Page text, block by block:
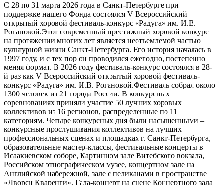
С 28 по 31 марта 2026 года в Санкт-Петербурге при
поддержке нашего Фонда состоялся V Всероссийский
открытый хоровой фестиваль-конкурс «Радуга» им. И.В.
Рогановой.Этот современный престижный хоровой конкурс
на протяжении многих лет является неотъемлемой частью
культурной жизни Санкт-Петербурга. Его история началась в
1997 году, и с тех пор он проводился ежегодно, постепенно
меняя формат. В 2026 году фестиваль-конкурс состоялся в 28-
й раз как V Всероссийский открытый хоровой фестиваль-
конкурс «Радуга» им. И.В. Рогановой.Фестиваль собрал около
1300 человек из 21 города России. В конкурсных
соревнованиях приняли участие 50 лучших хоровых
коллективов из 16 регионов, распределенные по 11
категориям. Четыре конкурсных дня были насыщенными –
конкурсные прослушивания коллективов на лучших
профессиональных сценах и площадках г. Санкт-Петербурга,
образовательные мастер-классы, фестивальные концерты в
Исаакиевском соборе, Картинном зале Витебского вокзала,
Российском этнографическом музее, концертном зале на
Английской набережной, зале с пеликанами в пространстве
«Дворец Кваренги», Гала-концерт на сцене Концертного зала